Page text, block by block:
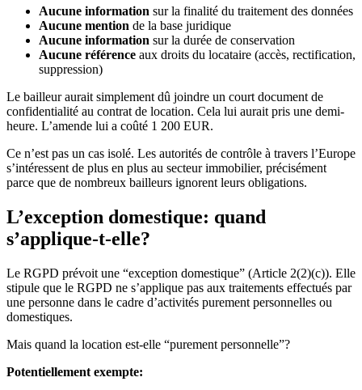
Aucune information sur la finalité du traitement des données
Aucune mention de la base juridique
Aucune information sur la durée de conservation
Aucune référence aux droits du locataire (accès, rectification,
suppression)
Le bailleur aurait simplement dû joindre un court document de
confidentialité au contrat de location. Cela lui aurait pris une demi-
heure. L’amende lui a coûté 1 200 EUR.
Ce n’est pas un cas isolé. Les autorités de contrôle à travers l’Europe
s’intéressent de plus en plus au secteur immobilier, précisément
parce que de nombreux bailleurs ignorent leurs obligations.
L’exception domestique: quand
s’applique-t-elle?
Le RGPD prévoit une “exception domestique” (Article 2(2)(c)). Elle
stipule que le RGPD ne s’applique pas aux traitements effectués par
une personne dans le cadre d’activités purement personnelles ou
domestiques.
Mais quand la location est-elle “purement personnelle”?
Potentiellement exempte: